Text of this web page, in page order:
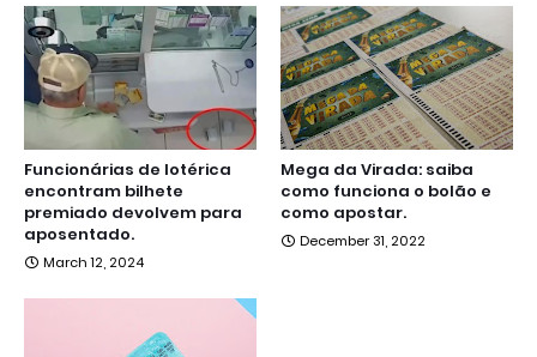
Funcionárias de lotérica
encontram bilhete
premiado devolvem para
aposentado.
March 12, 2024
Mega da Virada: saiba
como funciona o bolão e
como apostar.
December 31, 2022